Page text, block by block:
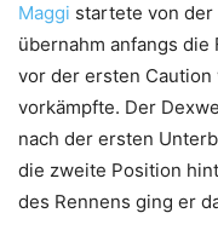
Maggi startete von der
übernahm anfangs
vor der ersten Caution
vorkämpfte. Der
nach der ersten
die zweite Position
des Rennens ging er